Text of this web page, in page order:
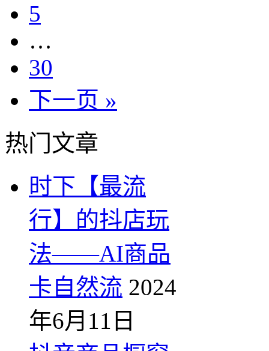
5
…
30
下一页 »
热门文章
时下【最流
行】的抖店玩
法——AI商品
卡自然流 2024
年6月11日